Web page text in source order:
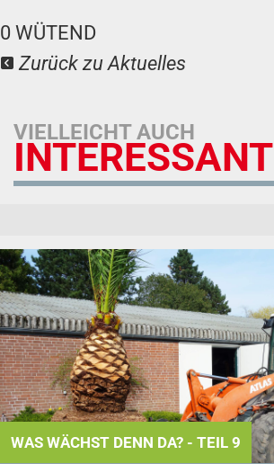
0 WÜTEND
Zurück zu Aktuelles
VIELLEICHT AUCH
INTERESSANT
WAS WÄCHST DENN DA? - TEIL 9